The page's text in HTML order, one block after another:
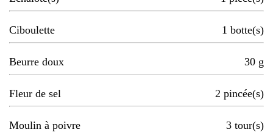
Ciboulette 1 botte(s)
Beurre doux 30 g
Fleur de sel 2 pincée(s)
Moulin à poivre 3 tour(s)